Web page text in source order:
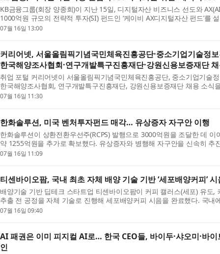
KB금융그룹(회장 양종희)이 지난 15일, 디지털자산 비즈니스 선도와
1000억원 규모의 전략적 투자(SI) 펀드인 ‘케이비 AX디지털자산 펀드’를
KB국민은행, KB증권, KB손해보험, KB국민카드, KB라...
07월 16일 13:00
커리어넷, 서울올림픽기념국민체육진흥공단·중소기업기술정
한국해양조사협회·연구개발특구진흥재단·강원신용보증재단
취업 포털 커리어넷이 서울올림픽기념국민체육진흥공단, 중소기업기술
한국해양조사협회, 연구개발특구진흥재단, 강원신용보증재단 채용 소식
국민체육진흥공단에서 2026년 채용형 청년인턴(일반직 7...
07월 16일 11:30
한화솔루션, 미국 벤처투자펀드 매각… 유상증자 자구안 이행
한화솔루션이 상환전환우선주(RCPS) 발행으로 3000억원을 조달한 데
약 1255억원을 추가로 확보했다. 유상증자와 병행해 자구안을 신속히 추
해 올해 6월 정기 신용평가에서 한화솔루션의 신용등...
07월 16일 11:09
티센바이오팜, 국내 최초 자체 배양 기술 기반 ‘세포배양커피’
배양기술 기반 딥테크 스타트업 티센바이오팜이 커피 캘러스(세포) 유도,
추출 전 공정을 자체 기술로 진행해 세포배양커피 시음을 완료했다. 국내
해 시음까지 진행한 것은 이번이 처음이다. 회사...
07월 16일 09:40
AI 패권은 이미 피지컬 AI로… 한국 CEO들, 바이두·샤오미·바
인